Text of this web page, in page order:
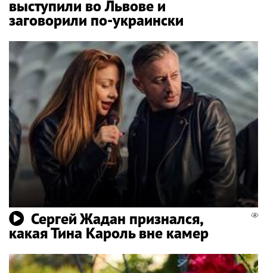
выступили во Львове и
заговорили по-украински
Сергей Жадан признался,
какая Тина Кароль вне камер